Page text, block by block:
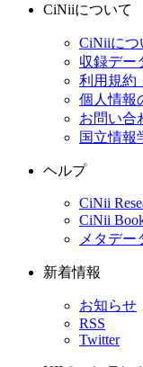
CiNiiについて
CiNiiにつ
収録デー
利用規約
個人情報
お問い合
国立情報
ヘルプ
CiNii
CiNii
メタデー
新着情報
お知らせ
RSS
Twitter